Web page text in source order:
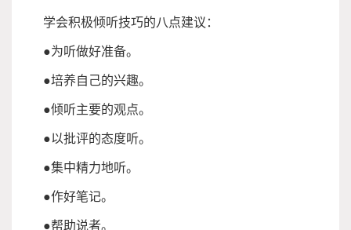
学会积极倾听技巧的八点建议：
●为听做好准备。
●培养自己的兴趣。
●倾听主要的观点。
●以批评的态度听。
●集中精力地听。
●作好笔记。
●帮助说者。